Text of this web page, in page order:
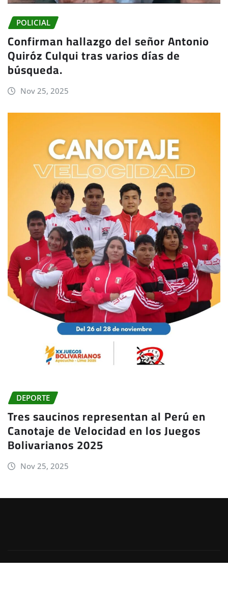
POLICIAL
Confirman hallazgo del señor Antonio
Quiróz Culqui tras varios días de
búsqueda.
Nov 25, 2025
DEPORTE
Tres saucinos representan al Perú en
Canotaje de Velocidad en los Juegos
Bolivarianos 2025
Nov 25, 2025